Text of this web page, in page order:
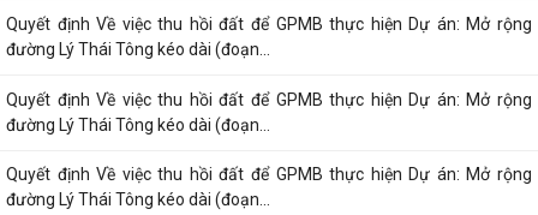
Quyết định Về việc thu hồi đất để GPMB thực hiện Dự án: Mở rộng
đường Lý Thái Tông kéo dài (đoạn...
Quyết định Về việc thu hồi đất để GPMB thực hiện Dự án: Mở rộng
đường Lý Thái Tông kéo dài (đoạn...
Quyết định Về việc thu hồi đất để GPMB thực hiện Dự án: Mở rộng
đường Lý Thái Tông kéo dài (đoạn...